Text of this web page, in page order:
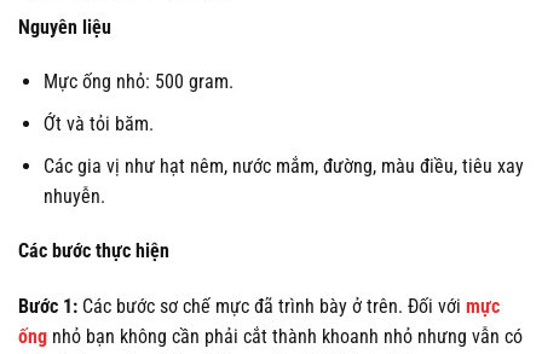
Nguyên liệu
Mực ống nhỏ: 500 gram.
Ớt và tỏi băm.
Các gia vị như hạt nêm, nước mắm, đường, màu điều, tiêu xay
nhuyễn.
Các bước thực hiện
Bước 1: Các bước sơ chế mực đã trình bày ở trên. Đối với mực
ống nhỏ bạn không cần phải cắt thành khoanh nhỏ nhưng vẫn có